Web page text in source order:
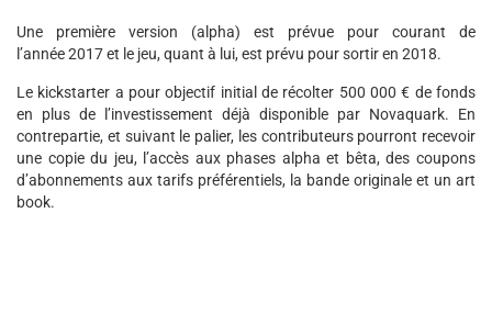
Une première version (alpha) est prévue pour courant de
l’année 2017 et le jeu, quant à lui, est prévu pour sortir en 2018.
Le kickstarter a pour objectif initial de récolter 500 000 € de fonds
en plus de l’investissement déjà disponible par Novaquark. En
contrepartie, et suivant le palier, les contributeurs pourront recevoir
une copie du jeu, l’accès aux phases alpha et bêta, des coupons
d’abonnements aux tarifs préférentiels, la bande originale et un art
book.